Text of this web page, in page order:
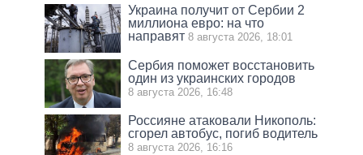
Украина получит от Сербии 2
миллиона евро: на что
направят 8 августа 2026, 18:01
Сербия поможет восстановить
один из украинских городов
8 августа 2026, 16:48
Россияне атаковали Никополь:
сгорел автобус, погиб водитель
8 августа 2026, 16:16